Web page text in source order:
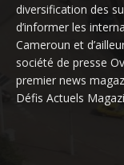
diversification des
d’informer les
Cameroun et
société de presse
premier news
Défis Actuels